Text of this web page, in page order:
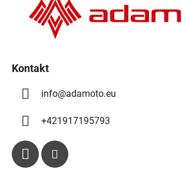
Kontakt
info@adamoto.eu
+421917195793